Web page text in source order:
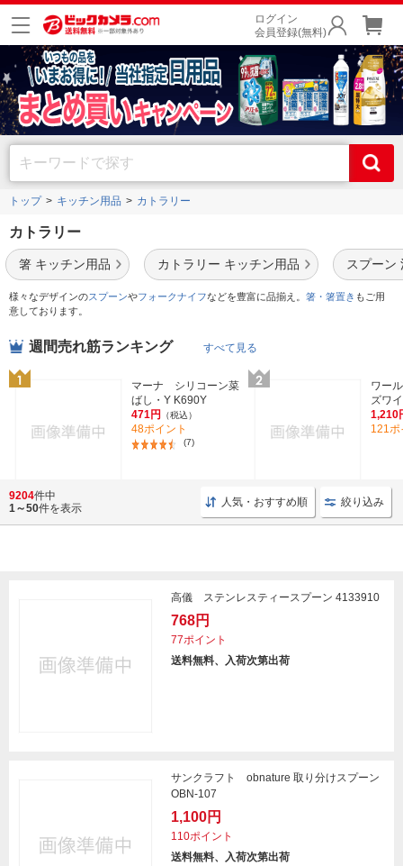
ログイン
会員登録(無料)
トップ キッチン用品 カトラリー
カトラリー
箸 キッチン用品 カトラリー キッチン用品 スプーン
様々なデザインのスプーンやフォークナイフなどを豊富に品揃え。 箸・箸置き もご用
意しております。
週間売れ筋ランキング すべて見る
マーナ シリコーン菜
ばし・Y K690Y
471円
（税込）
48ポイント
(7)
ワー
ズワ
1,210
121ポ
9204件中
1～50件を表示 人気・おすすめ順 絞り込み
高儀 ステンレスティースプーン 4133910
768円
77ポイント
送料無料、入荷次第出荷
サンクラフト obnature 取り分けスプーン
OBN-107
1,100円
110ポイント
送料無料、入荷次第出荷